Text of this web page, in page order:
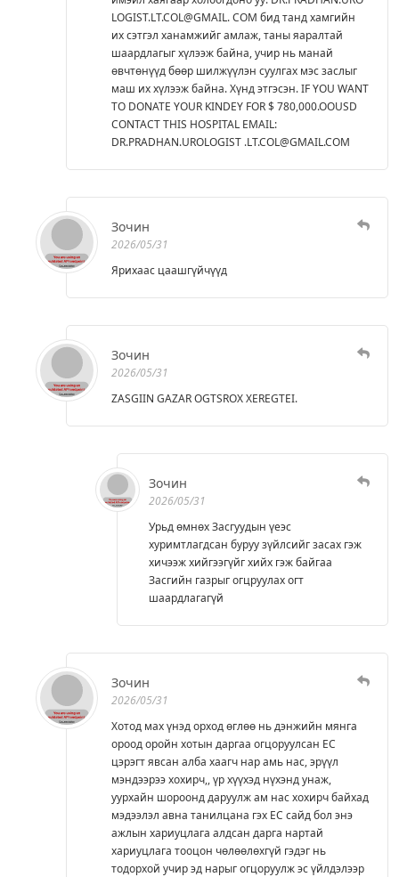
LOGIST.LT.COL@GMAIL. COM бид танд хамгийн
их сэтгэл ханамжийг амлаж, таны яаралтай
шаардлагыг хүлээж байна, учир нь манай
өвчтөнүүд бөөр шилжүүлэн суулгах мэс заслыг
маш их хүлээж байна. Хүнд этгэсэн. IF YOU WANT
TO DONATE YOUR KINDEY FOR $ 780,000.OOUSD
CONTACT THIS HOSPITAL EMAIL:
DR.PRADHAN.UROLOGIST .LT.COL@GMAIL.COM
Зочин
2026/05/31
Ярихаас цаашгүйчүүд
Зочин
2026/05/31
ZASGIIN GAZAR OGTSROX XEREGTEI.
Зочин
2026/05/31
Урьд өмнөх Засгуудын үеэс
хуримтлагдсан буруу зүйлсийг засах гэж
хичээж хийгээгүйг хийх гэж байгаа
Засгийн газрыг огцруулах огт
шаардлагагүй
Зочин
2026/05/31
Хотод мах үнэд орход өглөө нь дэнжийн мянга
ороод оройн хотын даргаа огцоруулсан ЕС
цэрэгт явсан алба хаагч нар амь нас, эрүүл
мэндээрээ хохирч,, үр хүүхэд нүхэнд унаж,
уурхайн шороонд даруулж ам нас хохирч байхад
мэдээлэл авна танилцана гэх ЕС сайд бол энэ
ажлын хариуцлага алдсан дарга нартай
хариуцлага тооцон чөлөөлөхгүй гэдэг нь
тодорхой учир эд нарыг огцоруулж эс үйлдэлээр